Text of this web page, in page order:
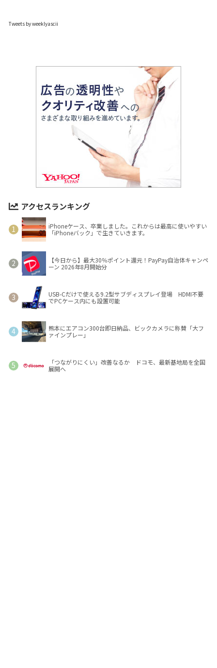
Tweets by weeklyascii
アクセスランキング
iPhoneケース、卒業しました。これからは最高に使いやすい
「iPhoneバック」で生きていきます。
【今日から】最大30％ポイント還元！PayPay自治体キャンペ
ーン 2026年8月開始分
USB-Cだけで使える9.2型サブディスプレイ登場 HDMI不要
でPCケース内にも設置可能
熊本にエアコン300台即日納品、ビックカメラに称賛「大フ
ァインプレー」
「つながりにくい」改善なるか ドコモ、最新基地局を全国
展開へ